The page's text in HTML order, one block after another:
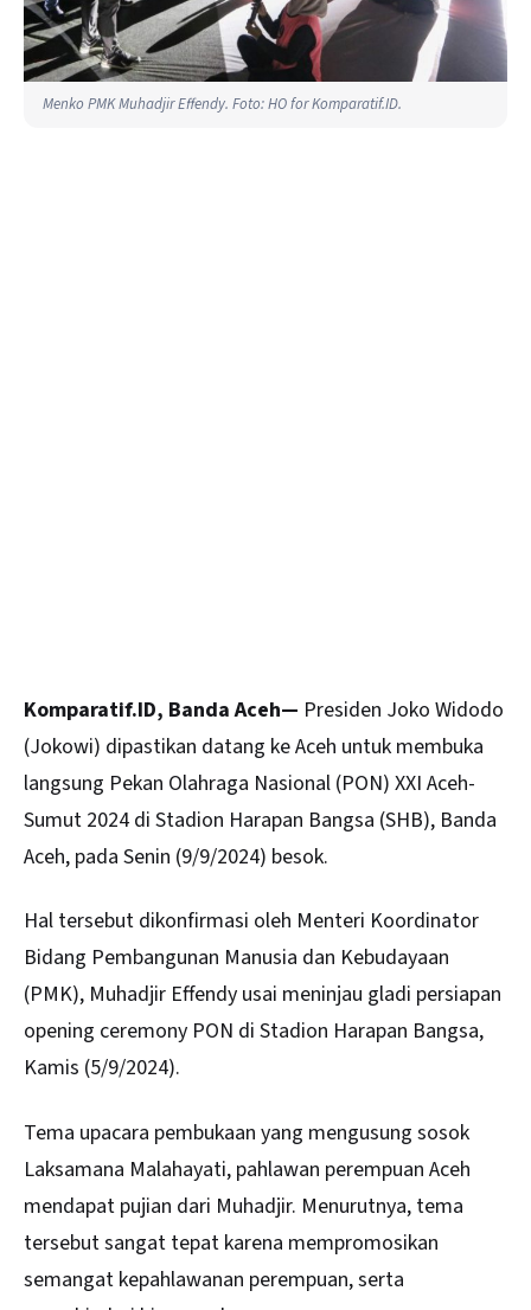
Menko PMK Muhadjir Effendy. Foto: HO for Komparatif.ID.
Komparatif.ID, Banda Aceh— Presiden Joko Widodo
(Jokowi) dipastikan datang keAceh untuk membuka
langsung Pekan Olahraga Nasional (PON) XXI Aceh-
Sumut 2024 di Stadion Harapan Bangsa (SHB), Banda
Aceh, pada Senin (9/9/2024) besok.
Hal tersebut dikonfirmasi oleh Menteri Koordinator
Bidang Pembangunan Manusia dan Kebudayaan
(PMK), Muhadjir Effendy usai meninjau gladi persiapan
opening ceremony PON di Stadion Harapan Bangsa,
Kamis (5/9/2024).
Tema upacara pembukaan yang mengusung sosok
Laksamana Malahayati, pahlawan perempuan Aceh
mendapat pujian dari Muhadjir. Menurutnya, tema
tersebut sangat tepat karena mempromosikan
semangat kepahlawanan perempuan, serta